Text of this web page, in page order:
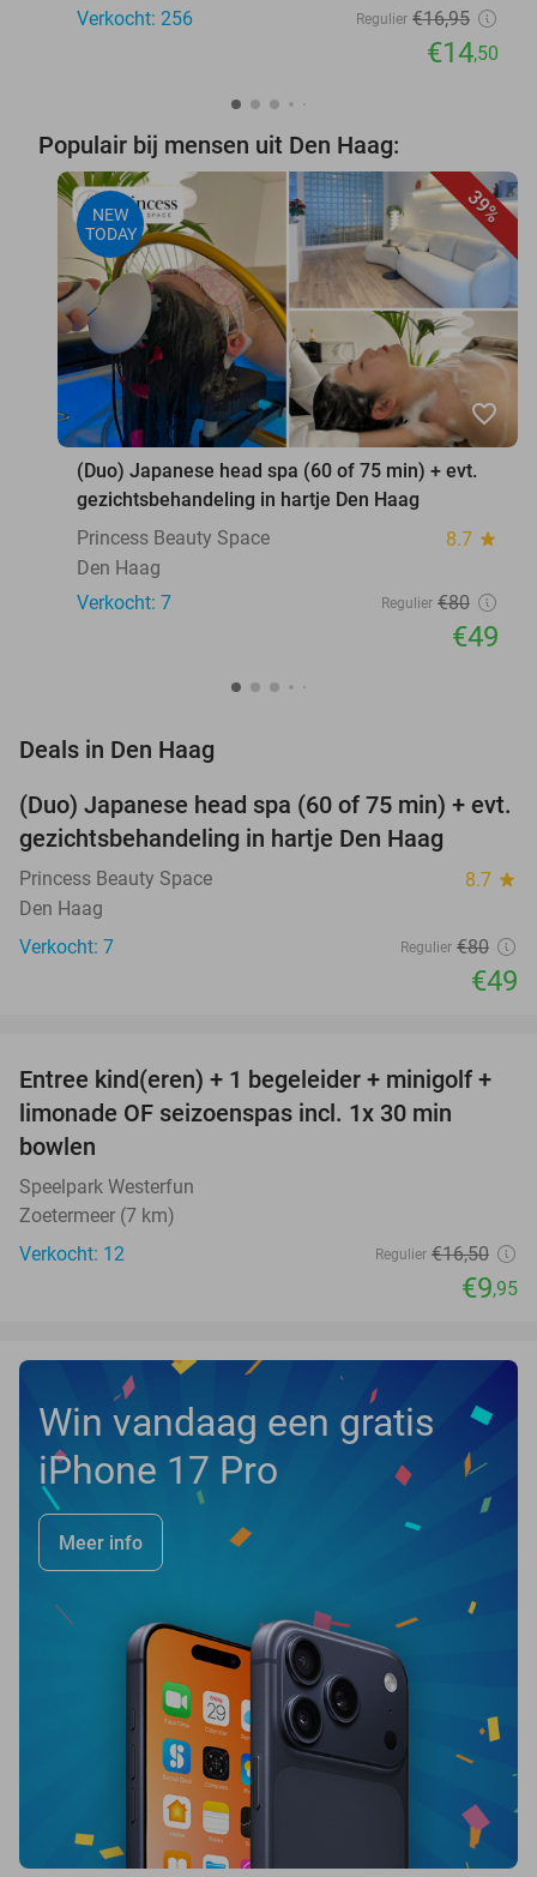
Verkocht: 256 Regulier €16,95
€14,50
Populair bij mensen uit Den Haag:
39%
NEW
TODAY
favorite_border
(Duo) Japanese head spa (60 of 75 min) + evt.
gezichtsbehandeling in hartje Den Haag
Princess Beauty Space
8.7 star
Den Haag
Verkocht: 7
Regulier €80
€49
Deals in Den Haag
39%
NEW
TODAY
(Duo) Japanese head spa (60 of 75 min) + evt.
gezichtsbehandeling in hartje Den Haag
Princess Beauty Space 8.7 star
Den Haag
Verkocht: 7
Regulier €80
€49
40%
TODAY
Entree kind(eren) + 1 begeleider + minigolf +
limonade OF seizoenspas incl. 1x 30 min
bowlen
Speelpark Westerfun
Zoetermeer (7 km)
Verkocht: 12
Regulier €16,50
€9,95
Win vandaag een gratis
iPhone 17 Pro
Meer info